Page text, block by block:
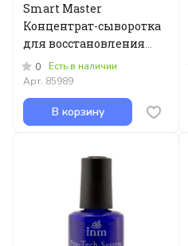
Smart Master
Концентрат-сыворотка
для восстановления
ногтей NailPlex №1
0
Есть в наличии
Арт. 85989
В корзину